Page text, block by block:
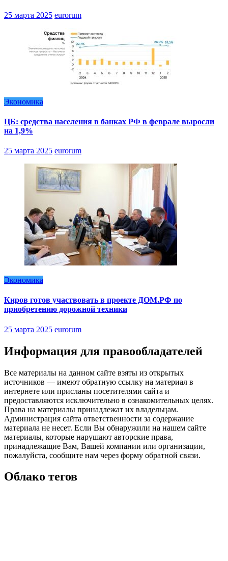
25 марта 2025 eurorum
Экономика
ЦБ: средства населения в банках РФ в феврале выросли
на 1,9%
25 марта 2025 eurorum
Экономика
Киров готов участвовать в проекте ДОМ.РФ по
приобретению дорожной техники
25 марта 2025 eurorum
Информация для правообладателей
Все материалы на данном сайте взяты из открытых
источников — имеют обратную ссылку на материал в
интернете или присланы посетителями сайта и
предоставляются исключительно в ознакомительных целях.
Права на материалы принадлежат их владельцам.
Администрация сайта ответственности за содержание
материала не несет. Если Вы обнаружили на нашем сайте
материалы, которые нарушают авторские права,
принадлежащие Вам, Вашей компании или организации,
пожалуйста, сообщите нам через форму обратной связи.
Облако тегов